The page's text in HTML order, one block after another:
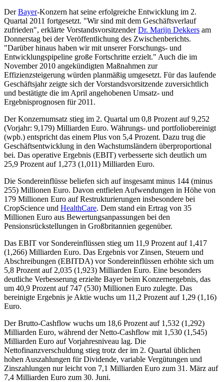
DerBayer-Konzern hat seine erfolgreiche Entwicklung im 2.
Quartal 2011 fortgesetzt. "Wir sind mit dem Geschäftsverlauf
zufrieden", erklärte VorstandsvorsitzenderDr. Marijn Dekkers am
Donnerstag bei der Veröffentlichung des Zwischenberichts.
"Darüber hinaus haben wir mit unserer Forschungs- und
Entwicklungspipeline große Fortschritte erzielt." Auch die im
November 2010 angekündigten Maßnahmen zur
Effizienzsteigerung würden planmäßig umgesetzt. Für das laufende
Geschäftsjahr zeigte sich der Vorstandsvorsitzende zuversichtlich
und bestätigte die im April angehobenen Umsatz- und
Ergebnisprognosen für 2011.
Der Konzernumsatz stieg im 2. Quartal um 0,8 Prozent auf 9,252
(Vorjahr: 9,179) Milliarden Euro. Währungs- und portfoliobereinigt
(wpb.) entspricht das einem Plus von 5,4 Prozent. Dazu trug die
Geschäftsentwicklung in den Wachstumsländern überproportional
bei. Das operative Ergebnis (EBIT) verbesserte sich deutlich um
25,9 Prozent auf 1,273 (1,011) Milliarden Euro.
Die Sondereinflüsse beliefen sich auf insgesamt minus 144 (minus
255) Millionen Euro. Davon entfielen Aufwendungen in Höhe von
179 Millionen Euro auf Restrukturierungen insbesondere bei
CropScience und HealthCare. Dem stand ein Ertrag von 35
Millionen Euro aus Bewertungsanpassungen bei den
Pensionsrückstellungen in Großbritannien gegenüber.
Das EBIT vor Sondereinflüssen stieg um 11,9 Prozent auf 1,417
(1,266) Milliarden Euro. Das Ergebnis vor Zinsen, Steuern und
Abschreibungen (EBITDA) vor Sondereinflüssen erhöhte sich um
5,8 Prozent auf 2,035 (1,923) Milliarden Euro. Eine besonders
deutliche Verbesserung erzielte Bayer beim Konzernergebnis, das
um 40,9 Prozent auf 747 (530) Millionen Euro zulegte. Das
bereinigte Ergebnis je Aktie wuchs um 11,2 Prozent auf 1,29 (1,16)
Euro.
Der Brutto-Cashflow wuchs um 18,6 Prozent auf 1,532 (1,292)
Milliarden Euro, während der Netto-Cashflow mit 1,530 (1,545)
Milliarden Euro auf Vorjahresniveau lag. Die
Nettofinanzverschuldung stieg trotz der im 2. Quartal üblichen
hohen Auszahlungen für Dividende, variable Vergütungen und
Zinszahlungen nur leicht von 7,1 Milliarden Euro zum 31. März auf
7,4 Milliarden Euro zum 30. Juni.